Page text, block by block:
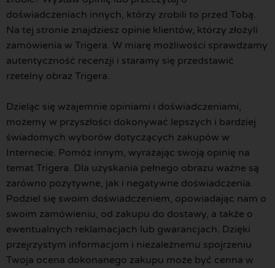
doświadczeniach innych, którzy zrobili to przed Tobą.
Na tej stronie znajdziesz opinie klientów, którzy złożyli
zamówienia w Trigera. W miarę możliwości sprawdzamy
autentyczność recenzji i staramy się przedstawić
rzetelny obraz Trigera.
Dzieląc się wzajemnie opiniami i doświadczeniami,
możemy w przyszłości dokonywać lepszych i bardziej
świadomych wyborów dotyczących zakupów w
Internecie. Pomóż innym, wyrażając swoją opinię na
temat Trigera. Dla uzyskania pełnego obrazu ważne są
zarówno pozytywne, jak i negatywne doświadczenia.
Podziel się swoim doświadczeniem, opowiadając nam o
swoim zamówieniu, od zakupu do dostawy, a także o
ewentualnych reklamacjach lub gwarancjach. Dzięki
przejrzystym informacjom i niezależnemu spojrzeniu
Twoja ocena dokonanego zakupu może być cenna w